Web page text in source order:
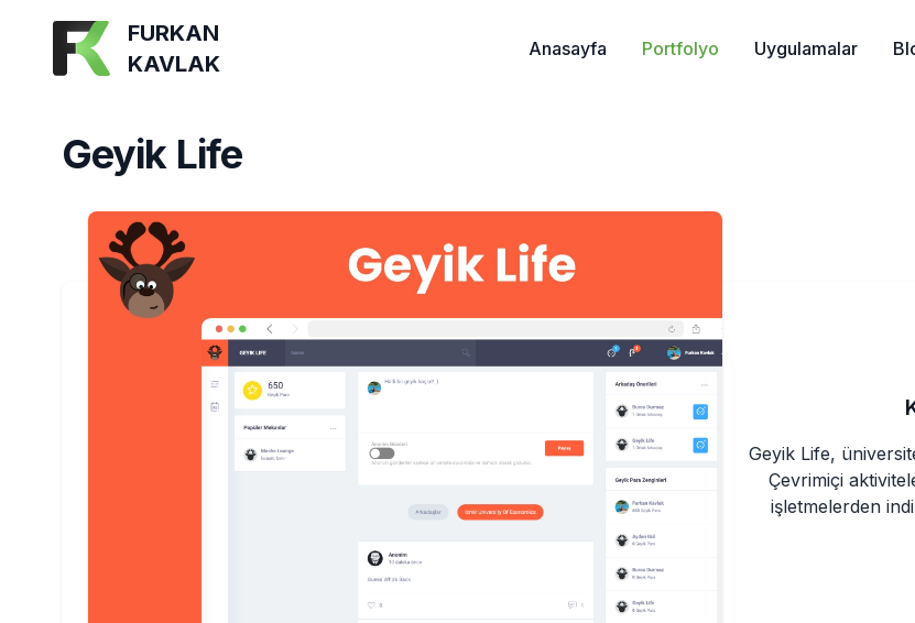
FURKAN
KAVLAK
Anasayfa Portfolyo Uygulamalar
Geyik Life
Geyik Life,
Çevrimiçi
işletmelerden